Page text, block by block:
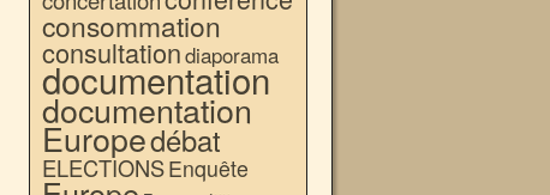
consommation
consultationdiaporama
documentation
documentation
Europedébat
ELECTIONSEnquête